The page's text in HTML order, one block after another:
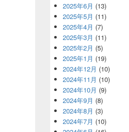
2025年6月 (13)
2025年5月 (11)
2025年4月 (7)
2025年3月 (11)
2025年2月 (5)
2025年1月 (19)
2024年12月 (10)
2024年11月 (10)
2024年10月 (9)
2024年9月 (8)
2024年8月 (3)
2024年7月 (10)